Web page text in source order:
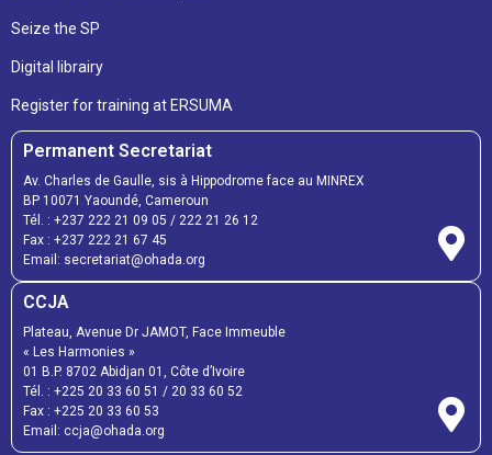
Seize the SP
Digital librairy
Register for training at ERSUMA
Permanent Secretariat
Av. Charles de Gaulle, sis à Hippodrome face au MINREX
BP 10071 Yaoundé, Cameroun
Tél. : +237 222 21 09 05 / 222 21 26 12
Fax : +237 222 21 67 45
Email: secretariat@ohada.org
CCJA
Plateau, Avenue Dr JAMOT, Face Immeuble
« Les Harmonies »
01 B.P. 8702 Abidjan 01, Côte d’Ivoire
Tél. : +225 20 33 60 51 / 20 33 60 52
Fax : +225 20 33 60 53
Email: ccja@ohada.org